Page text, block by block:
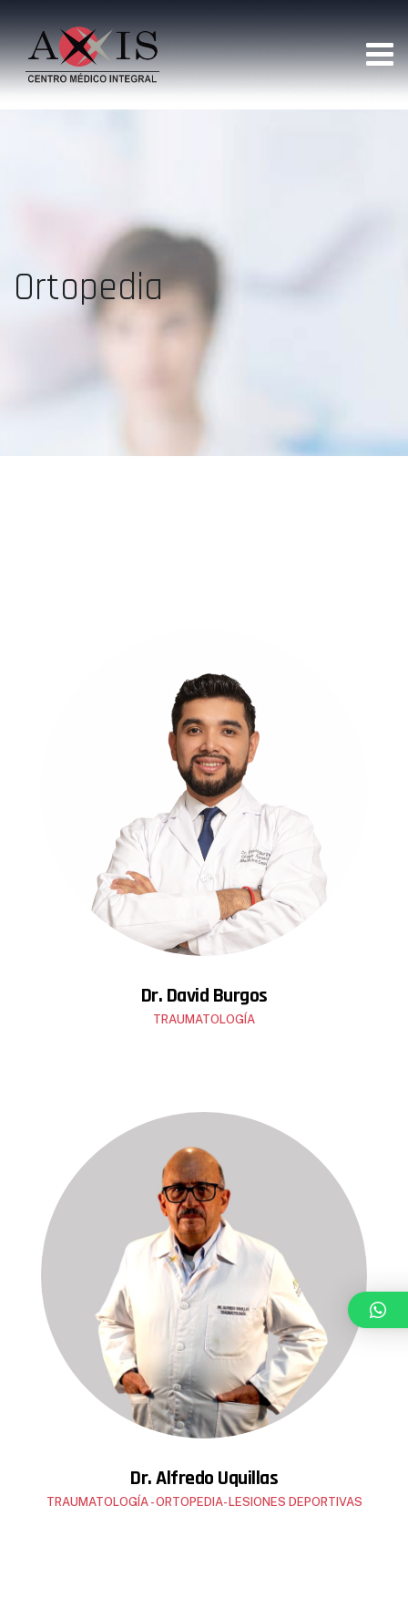
Ortopedia
Dr. David Burgos
TRAUMATOLOGÍA
Dr. Alfredo Uquillas
TRAUMATOLOGÍA - ORTOPEDIA- LESIONES DEPORTIVAS